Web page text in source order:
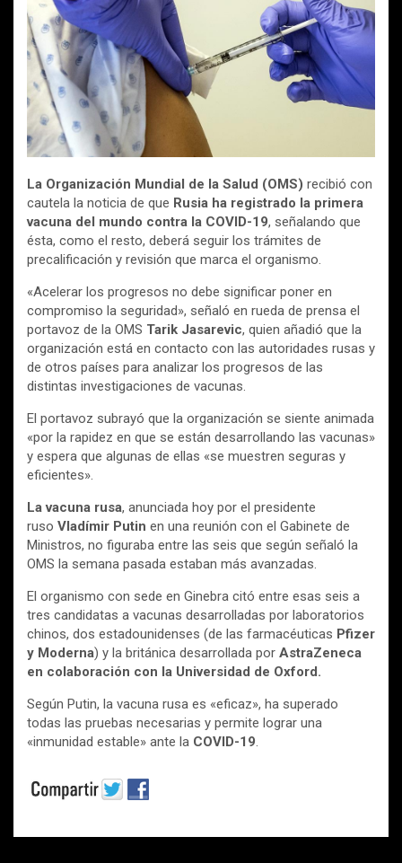
La Organización Mundial de la Salud (OMS) recibió con
cautela la noticia de que Rusia ha registrado la primera
vacuna del mundo contra la COVID-19, señalando que
ésta, como el resto, deberá seguir los trámites de
precalificación y revisión que marca el organismo.
«Acelerar los progresos no debe significar poner en
compromiso la seguridad», señaló en rueda de prensa el
portavoz de la OMS Tarik Jasarevic, quien añadió que la
organización está en contacto con las autoridades rusas y
de otros países para analizar los progresos de las
distintas investigaciones de vacunas.
El portavoz subrayó que la organización se siente animada
«por la rapidez en que se están desarrollando las vacunas»
y espera que algunas de ellas «se muestren seguras y
eficientes».
La vacuna rusa, anunciada hoy por el presidente
ruso Vladímir Putin en una reunión con el Gabinete de
Ministros, no figuraba entre las seis que según señaló la
OMS la semana pasada estaban más avanzadas.
El organismo con sede en Ginebra citó entre esas seis a
tres candidatas a vacunas desarrolladas por laboratorios
chinos, dos estadounidenses (de las farmacéuticas Pfizer
y Moderna) y la británica desarrollada por AstraZeneca
en colaboración con la Universidad de Oxford.
Según Putin, la vacuna rusa es «eficaz», ha superado
todas las pruebas necesarias y permite lograr una
«inmunidad estable» ante la COVID-19.